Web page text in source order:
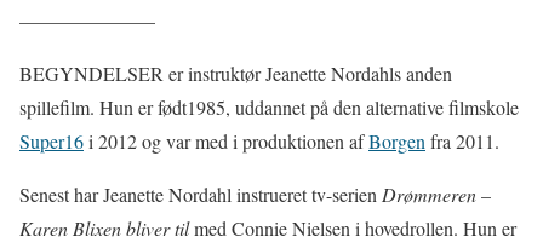
———————
BEGYNDELSER er instruktør Jeanette Nordahls anden
spillefilm. Hun er født1985, uddannet på den alternative filmskole
Super16i 2012 og var med i produktionen afBorgen fra 2011.
Senest har Jeanette Nordahl instrueret tv-serien Drømmeren–
Karen Blixen bliver tilmed Connie Nielsen i hovedrollen. Hun er